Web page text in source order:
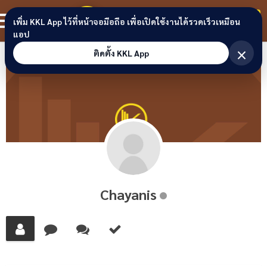
Skip to content
ขอนแก่นลิงก์ สมาชิก
Chayanis
เพิ่ม KKL App ไว้ที่หน้าจอมือถือ เพื่อเปิดใช้งานได้รวดเร็วเหมือน
แอป
ติดตั้ง KKL App
×